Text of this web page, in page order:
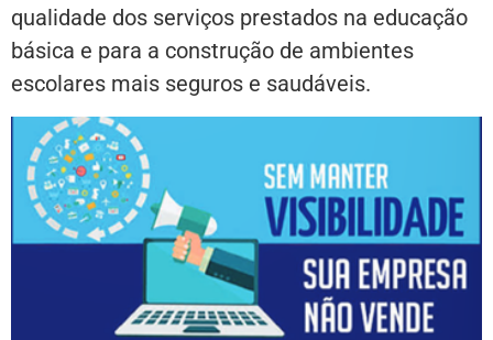
qualidade dos serviços prestados na educação
básica e para a construção de ambientes
escolares mais seguros e saudáveis.